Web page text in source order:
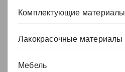
Комплектующие материалы
Лакокрасочные материалы
Мебель